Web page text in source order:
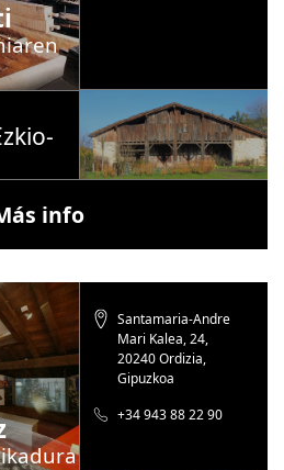
info
Santamaria-Andre
Mari Kalea, 24,
20240 Ordizia,
Gipuzkoa
+34 943 88 22 90